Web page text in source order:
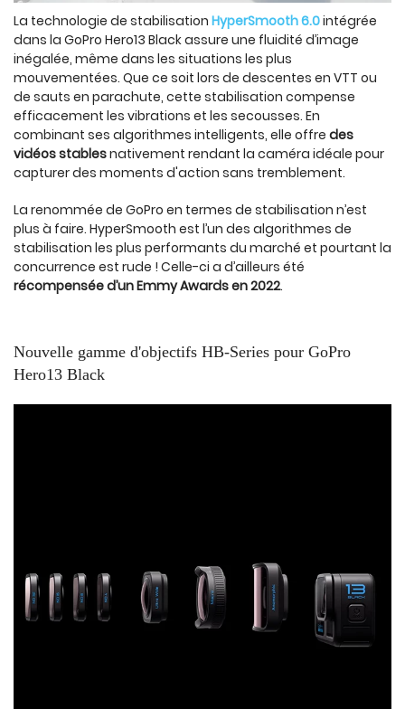
La technologie de stabilisation HyperSmooth 6.0intégrée
dans la GoPro Hero13 Black assure une fluidité d’image
inégalée, même dans les situations les plus
mouvementées. Que ce soit lors de descentes en VTT ou
de sauts en parachute, cette stabilisation compense
efficacement les vibrations et les secousses. En
combinant ses algorithmes intelligents, elle offre des
vidéos stablesnativement rendant la caméra idéale pour
capturer des moments d'action sans tremblement.
La renommée de GoPro en termes de stabilisation n’est
plus à faire. HyperSmooth est l’un des algorithmes de
stabilisation les plus performants du marché et pourtant la
concurrence est rude ! Celle-ci a d’ailleurs été
récompensée d’un Emmy Awards en 2022.
Nouvelle gamme d'objectifs HB-Series pour GoPro
Hero13 Black